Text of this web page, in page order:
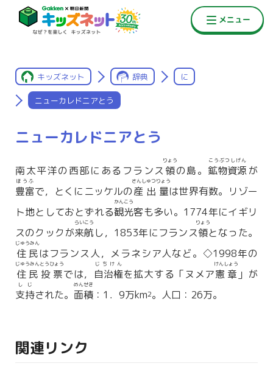
キッズネット 辞典 に
ニューカレドニアとう
ニューカレドニアとう
南太平洋の西部にあるフランス 領
りょう
の島。 鉱物資源
こうぶつしげん
が
豊富
ほうふ
で，とくにニッケルの産出量
さんしゅつりょう
は世界有数。リゾー
ト地としておとずれる観光
かんこう
客も多い。1774年にイギリ
スのクックが来航
らいこう
し，1853年にフランス領
りょう
となった。
住民
じゅうみん
はフランス人，メラネシア人など。◇1998年の
住民投票
じゅうみんとうひょう
では， 自治権
じちけん
を拡大する「ヌメア憲章
けんしょう
」が
支持
しじ
された。 面積
めんせき
：1．9万km2。人口：26万。
関連リンク